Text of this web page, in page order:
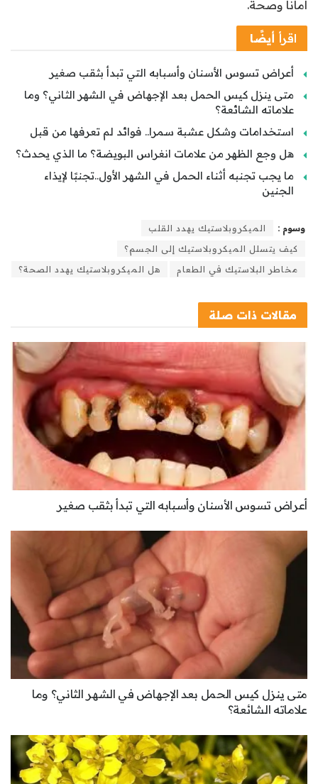
أمانًا وصحة.
اقرأ أيضًا
أعراض تسوس الأسنان وأسبابه التي تبدأ بثقب صغير
متى ينزل كيس الحمل بعد الإجهاض في الشهر الثاني؟ وما
علاماته الشائعة؟
استخدامات وشكل عشبة سمرا.. فوائد لم تعرفها من قبل
هل وجع الظهر من علامات انغراس البويضة؟ ما الذي يحدث؟
ما يجب تجنبه أثناء الحمل في الشهر الأول..تجنبًا لإيذاء
الجنين
وسوم :
الميكروبلاستيك يهدد القلب
كيف يتسلل الميكروبلاستيك إلى الجسم؟
مخاطر البلاستيك في الطعام
هل الميكروبلاستيك يهدد الصحة؟
مقالات ذات صلة
أعراض تسوس الأسنان وأسبابه التي تبدأ بثقب صغير
متى ينزل كيس الحمل بعد الإجهاض في الشهر الثاني؟ وما
علاماته الشائعة؟